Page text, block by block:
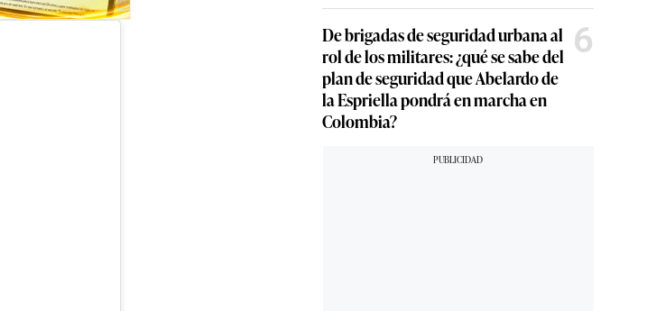
De brigadas de seguridad urbana al
rol de los militares: ¿qué se sabe del
plan de seguridad que Abelardo de
la Espriella pondrá en marcha en
Colombia?
6